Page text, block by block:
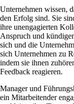
Unternehmen wissen,
den Erfolg sind. Sie
ihre unengagierten
Anspruch und
sich und die
sich Unternehmen zu
indem sie ihnen
Feedback reagieren.
Manager und
ein Mitarbeitender